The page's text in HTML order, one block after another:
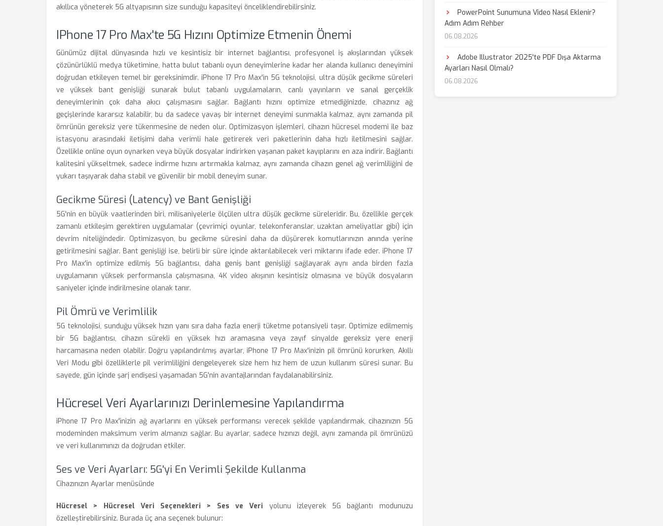
akıllıca yöneterek 5G altyapısının size sunduğu kapasiteyi önceliklendirebilirsiniz.
IPhone 17 Pro Max'te 5G Hızını Optimize Etmenin Önemi
Günümüz dijital dünyasında hızlı ve kesintisiz bir internet bağlantısı, profesyonel iş akışlarından yüksek
çözünürlüklü medya tüketimine, hatta bulut tabanlı oyun deneyimlerine kadar her alanda kullanıcı deneyimini
doğrudan etkileyen temel bir gereksinimdir. iPhone 17 Pro Max'in 5G teknolojisi, ultra düşük gecikme süreleri
ve yüksek bant genişliği sunarak bulut tabanlı uygulamaların, canlı yayınların ve sanal gerçeklik
deneyimlerinin çok daha akıcı çalışmasını sağlar. Bağlantı hızını optimize etmediğinizde, cihazınız ağ
geçişlerinde kararsız kalabilir, bu da sadece yavaş bir internet deneyimi sunmakla kalmaz, aynı zamanda pil
ömrünün gereksiz yere tükenmesine de neden olur. Optimizasyon işlemleri, cihazın hücresel modemi ile baz
istasyonu arasındaki iletişimi daha verimli hale getirerek veri paketlerinin daha hızlı iletilmesini sağlar.
Özellikle online oyun oynarken veya büyük dosyalar indirirken yaşanan paket kayıplarını en aza indirir. Bağlantı
kalitesini yükseltmek, sadece indirme hızını artırmakla kalmaz, aynı zamanda cihazın genel ağ verimliliğini de
yukarı taşıyarak daha stabil ve güvenilir bir mobil deneyim sunar.
Gecikme Süresi (Latency) ve Bant Genişliği
5G'nin en büyük vaatlerinden biri, milisaniyelerle ölçülen ultra düşük gecikme süreleridir. Bu, özellikle gerçek
zamanlı etkileşim gerektiren uygulamalar (çevrimiçi oyunlar, telekonferanslar, uzaktan ameliyatlar gibi) için
devrim niteliğindedir. Optimizasyon, bu gecikme süresini daha da düşürerek komutlarınızın anında yerine
getirilmesini sağlar. Bant genişliği ise, belirli bir süre içinde aktarılabilecek veri miktarını ifade eder. iPhone 17
Pro Max'in optimize edilmiş 5G bağlantısı, daha geniş bant genişliği sağlayarak aynı anda birden fazla
uygulamanın yüksek performansla çalışmasına, 4K video akışının kesintisiz olmasına ve büyük dosyaların
saniyeler içinde indirilmesine olanak tanır.
Pil Ömrü ve Verimlilik
5G teknolojisi, sunduğu yüksek hızın yanı sıra daha fazla enerji tüketme potansiyeli taşır. Optimize edilmemiş
bir 5G bağlantısı, cihazın sürekli en yüksek hızı aramasına veya zayıf sinyalde gereksiz yere enerji
harcamasına neden olabilir. Doğru yapılandırılmış ayarlar, iPhone 17 Pro Max'inizin pil ömrünü korurken, Akıllı
Veri Modu gibi özelliklerle pil verimliliğini dengeleyerek size hem hız hem de uzun kullanım süresi sunar. Bu
sayede, gün içinde şarj endişesi yaşamadan 5G'nin avantajlarından faydalanabilirsiniz.
Hücresel Veri Ayarlarınızı Derinlemesine Yapılandırma
iPhone 17 Pro Max'inizin ağ ayarlarını en yüksek performansı verecek şekilde yapılandırmak, cihazınızın 5G
modeminden maksimum verim almanızı sağlar. Bu ayarlar, sadece hızınızı değil, aynı zamanda pil ömrünüzü
ve veri kullanımınızı da doğrudan etkiler.
Ses ve Veri Ayarları: 5G'yi En Verimli Şekilde Kullanma
Cihazınızın Ayarlar menüsünde
Hücresel > Hücresel Veri Seçenekleri > Ses ve Veri yolunu izleyerek 5G bağlantı modunuzu
özelleştirebilirsiniz. Burada üç ana seçenek bulunur:
PowerPoint Sunumuna Video Nasıl Eklenir?
Adım Adım Rehber
06.08.2026
Adobe Illustrator 2025'te PDF Dışa Aktarma
Ayarları Nasıl Olmalı?
06.08.2026